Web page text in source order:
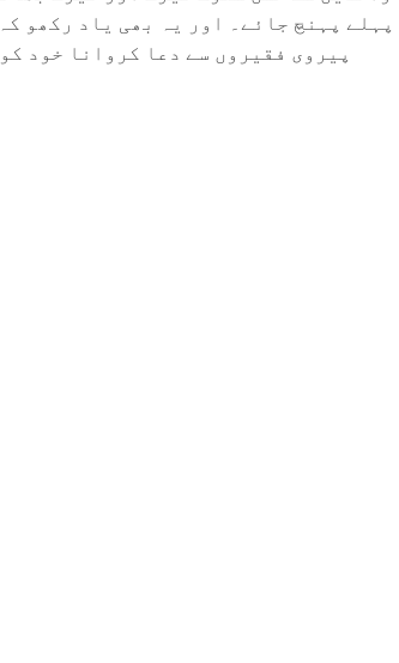
پہلے پہنچ جائے۔ اور یہ بھی یاد رکھو
پیروی فقیروں سے دعا کروانا خود